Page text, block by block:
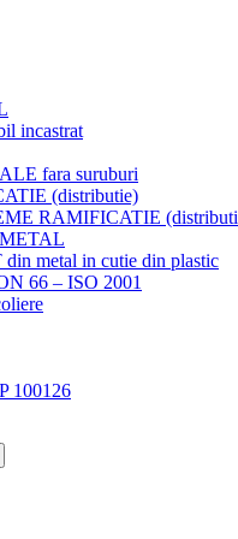
incastrat
fara suruburi
(distributie)
RAMIFICATIE
metal in cutie din plastic
66 – ISO 2001
100126